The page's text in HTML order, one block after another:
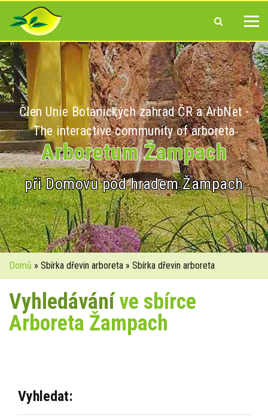
Člen Unie Botanických zahrad ČR a ArbNet -
The interactive community of arboreta
Arboretum Žampach
při Domovu pod hradem Žampach
Domů » Sbírka dřevin arboreta » Sbírka dřevin arboreta
Vyhledáváníve sbírce
Arboreta Žampach
Vyhledat: